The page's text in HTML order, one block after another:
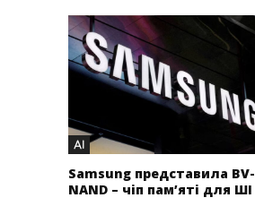
AI
Samsung представила BV-
NAND – чіп пам’яті для ШІ